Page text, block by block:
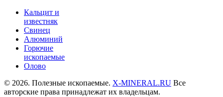
Кальцит и
известняк
Свинец
Алюминий
Горючие
ископаемые
Олово
© 2026. Полезные ископаемые. X-MINERAL.RU Все
авторские права принадлежат их владельцам.